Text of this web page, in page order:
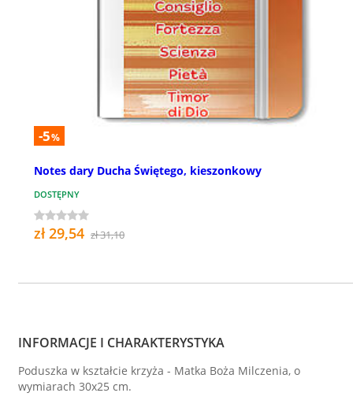
-5%
Notes dary Ducha Świętego, kieszonkowy
DOSTĘPNY
zł 29,54 zł 31,10
INFORMACJE I CHARAKTERYSTYKA
Poduszka w kształcie krzyża - Matka Boża Milczenia, o
wymiarach 30x25 cm.